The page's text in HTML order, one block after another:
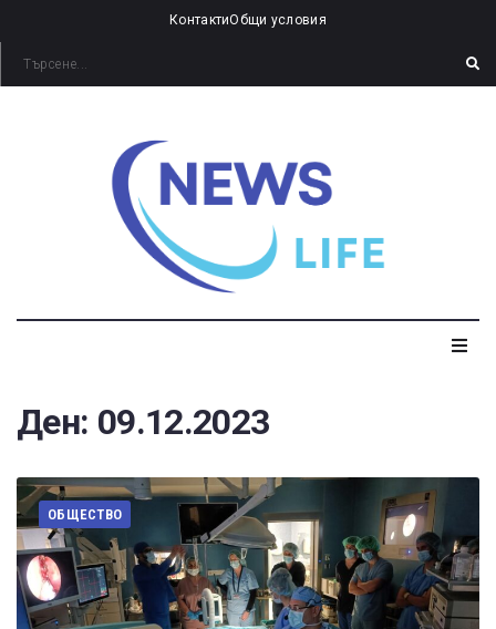
КонтактиОбщи условия
Ден: 09.12.2023
ОБЩЕСТВО